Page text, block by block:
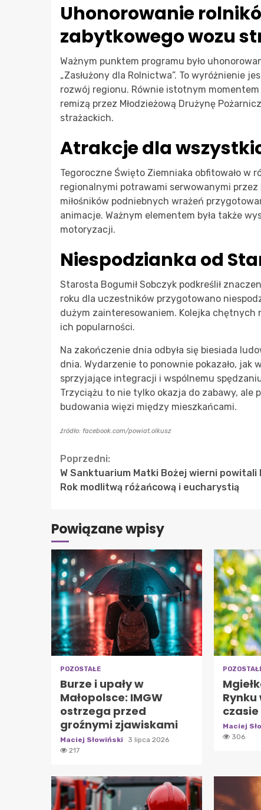
Uhonorowanie
zabytkowego wozu
Ważnym punktem programu było
„Zasłużony dla Rolnictwa”. To wyróżnienie
rozwój regionu. Równie istotnym
remizą przez Młodzieżową Drużynę
strażackich.
Atrakcje dla
Tegoroczne Święto Ziemniaka obfitowało w
regionalnymi potrawami serwowanymi przez
miłośników podniebnych wrażeń
animacje. Ważnym elementem była także
motoryzacji.
Niespodzianka od
Starosta Bogumił Sobczyk podkreślił
roku dla uczestników przygotowano
dużym zainteresowaniem. Kolejka chętnych
ich popularności.
Na zakończenie dnia odbyła się biesiada
dnia. Wydarzenie to ponownie pokazało,
sprzyjające integracji i wspólnemu
Trzyciążu to nie tylko okazja do zabawy,
budowania więzi między mieszkańcami.
źródło: facebook.com/powiat.olkusz
Continue
Reading
Poprzedni:
W Sanktuarium Matki Bożej wierni powitali
Rok modlitwą różańcową i eucharystią
Powiązane wpisy
POZOSTAŁE
Burze i upały w
Małopolsce: IMGW
ostrzega przed
groźnymi zjawiskami
Maciej Słowiński
3 lipca 2026
217
czasie
Maciej
306